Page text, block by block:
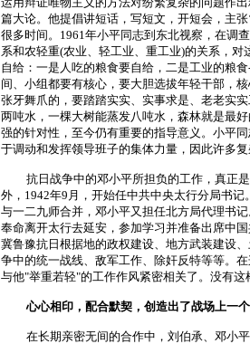
篇大论。他提倡讲短话，写短文，开短会，主张
很多时间。 1961年小平同志到东北视察，在调
系和农轻重(农业、轻工业、重工业)的关系，对
自给：一是人吃的粮食要自给，二是工业的粮食
间、小组都要有核心，要大胆选拔年轻干部，
张牙舞爪的，要踏踏实实、实事求是、老老实
两吨水，一棵大树能蒸发八吨水，森林就是最
强的针对性，至今仍有重要的指导意义。小平
于调动和发挥领导班子的集体力量，因此许多
抗日战争中的邓小平所担负的工作，真正
外， 1942年9 月，开始任中共中央太行分局书记
与一二九师合并，邓小平又担任北方局代理书
奉命离开太行去延安，参加学习并准备出席中
冀鲁豫抗日根据地的政权建设、地方武装建设
争中的统一战线、敌军工作、除奸反特等等。
与他"举重若轻"的工作作风紧密相关了。没有
心心相印，配合默契，创造出了战场上一
在长期亲密无间的合作中，刘伯承、邓小